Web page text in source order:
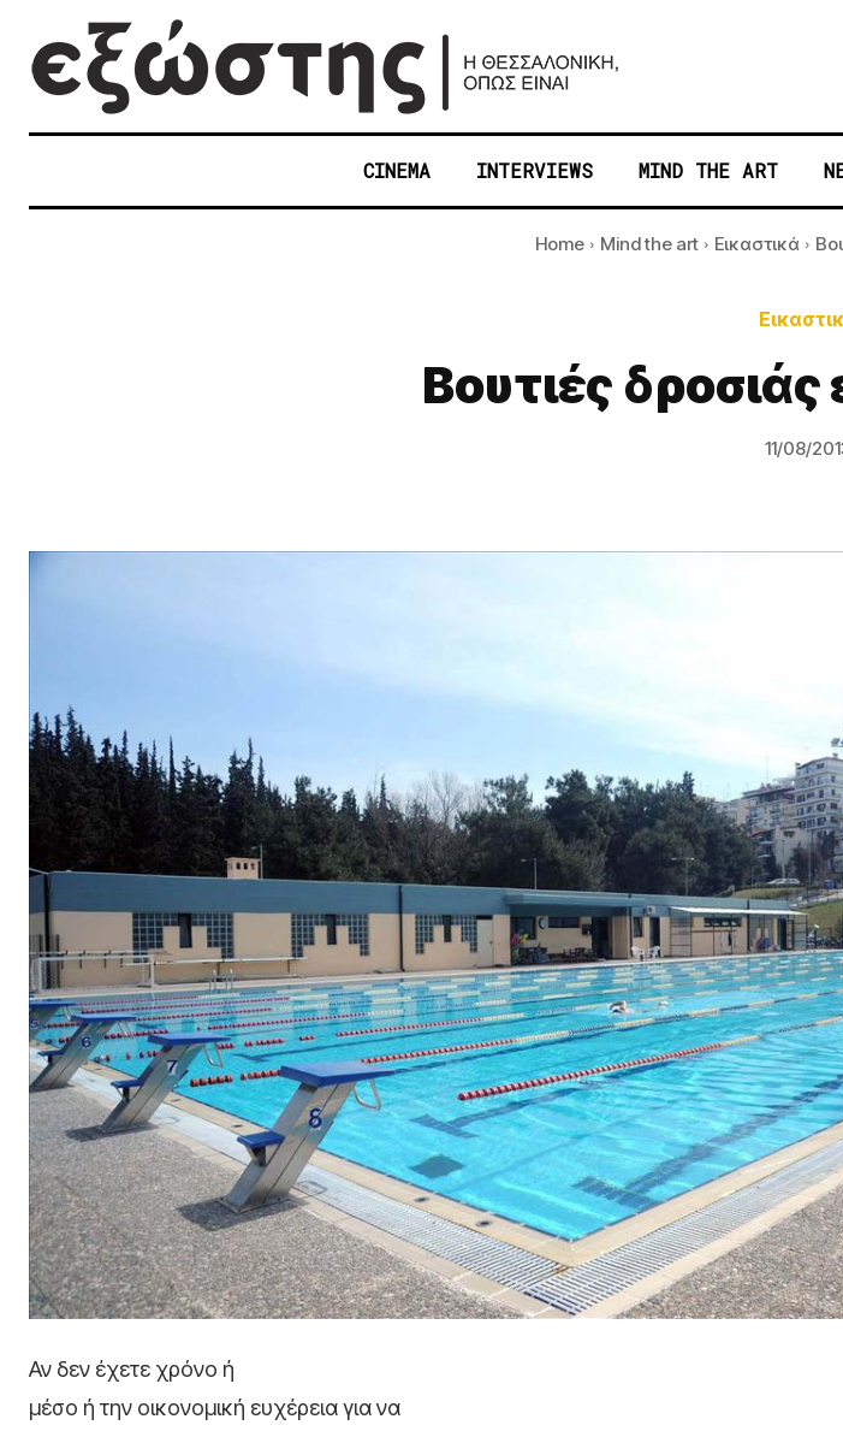
CINEMA INTERVIEWS MIND THE ART
Home Mind the art Εικαστικά
Βουτιές
11/08/
Αν δεν έχετε χρόνο ή
μέσο ή την οικονομική ευχέρεια για να